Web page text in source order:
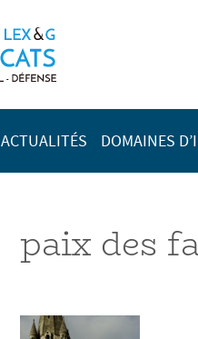
ACTUALITÉS DOMAINES
paix des